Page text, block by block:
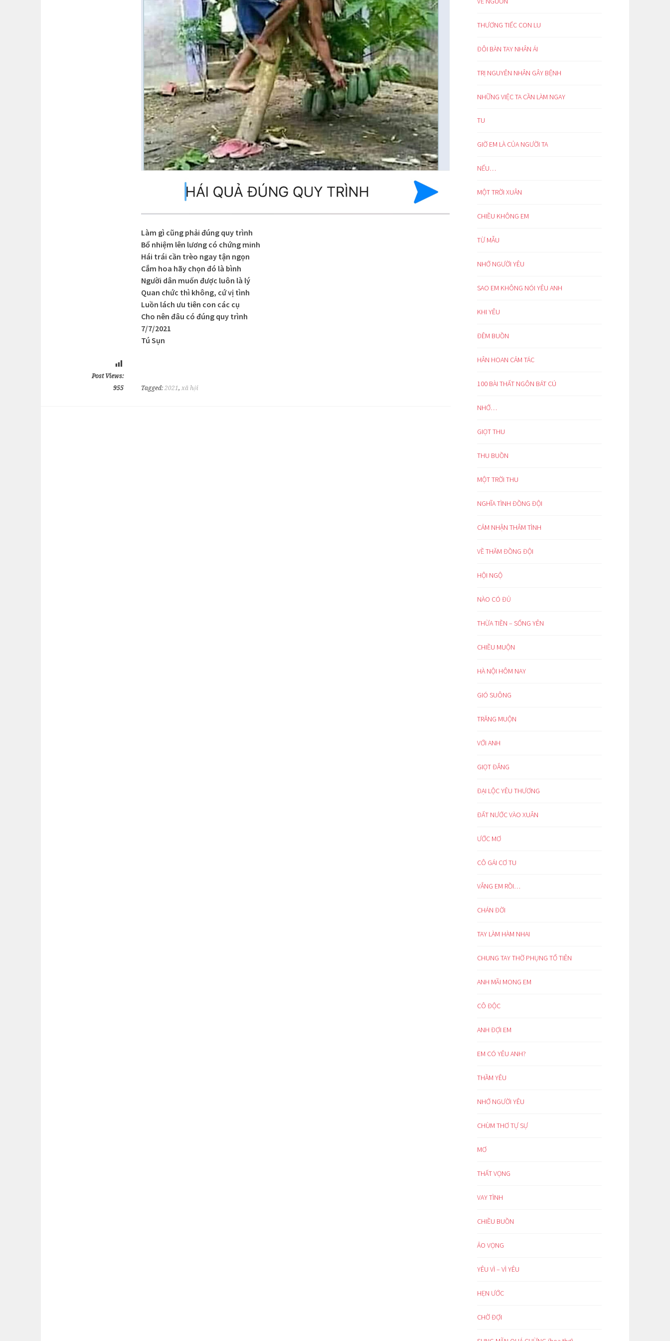
Làm gì cũng phải đúng quy trình
Bổ nhiệm lên lương có chứng minh
Hái trái cần trèo ngay tận ngọn
Cắm hoa hãy chọn đó là bình
Người dân muốn được luôn là lý
Quan chức thì không, cứ vị tình
Luồn lách ưu tiên con các cụ
Cho nên đâu có đúng quy trình
7/7/2021
Tú Sụn
Post Views:
955
Tagged: 2021, xã hội
THƯƠNG TIẾC CON LU
ĐÔI BÀN TAY NHÂN ÁI
TRỊ NGUYÊN NHÂN GÂY BỆNH
NHỮNG VIỆC TA CẦN LÀM NGAY
TU
GIỜ EM LÀ CỦA NGƯỜI TA
NẾU…
MỘT TRỜI XUÂN
CHIỀU KHÔNG EM
TỪ MẪU
NHỚ NGƯỜI YÊU
SAO EM KHÔNG NÓI YÊU ANH
KHI YÊU
ĐÊM BUỒN
HÂN HOAN CẢM TÁC
100 BÀI THẤT NGÔN BÁT CÚ
NHỚ…
GIỌT THU
THU BUỒN
MỘT TRỜI THU
NGHĨA TÌNH ĐỒNG ĐỘI
CẢM NHẬN THÂM TÌNH
VỀ THĂM ĐỒNG ĐỘI
HỘI NGỘ
NÀO CÓ ĐỦ
THỪA TIỀN – SỐNG YÊN
CHIỀU MUỘN
HÀ NỘI HÔM NAY
GIÓ SUÔNG
TRĂNG MUỘN
VỚI ANH
GIỌT ĐẮNG
ĐẠI LỘC YÊU THƯƠNG
ĐẤT NƯỚC VÀO XUÂN
ƯỚC MƠ
CÔ GÁI CƠ TU
VẮNG EM RỒI…
CHÁN ĐỜI
TAY LÀM HÀM NHAI
CHUNG TAY THỜ PHỤNG TỔ TIÊN
ANH MÃI MONG EM
CÔ ĐỘC
ANH ĐỢI EM
EM CÓ YÊU ANH?
THẦM YÊU
NHỚ NGƯỜI YÊU
CHÙM THƠ TỰ SỰ
MƠ
THẤT VỌNG
VAY TÌNH
CHIỀU BUỒN
ẢO VỌNG
YÊU VÌ – VÌ YÊU
HẸN ƯỚC
CHỜ ĐỢI